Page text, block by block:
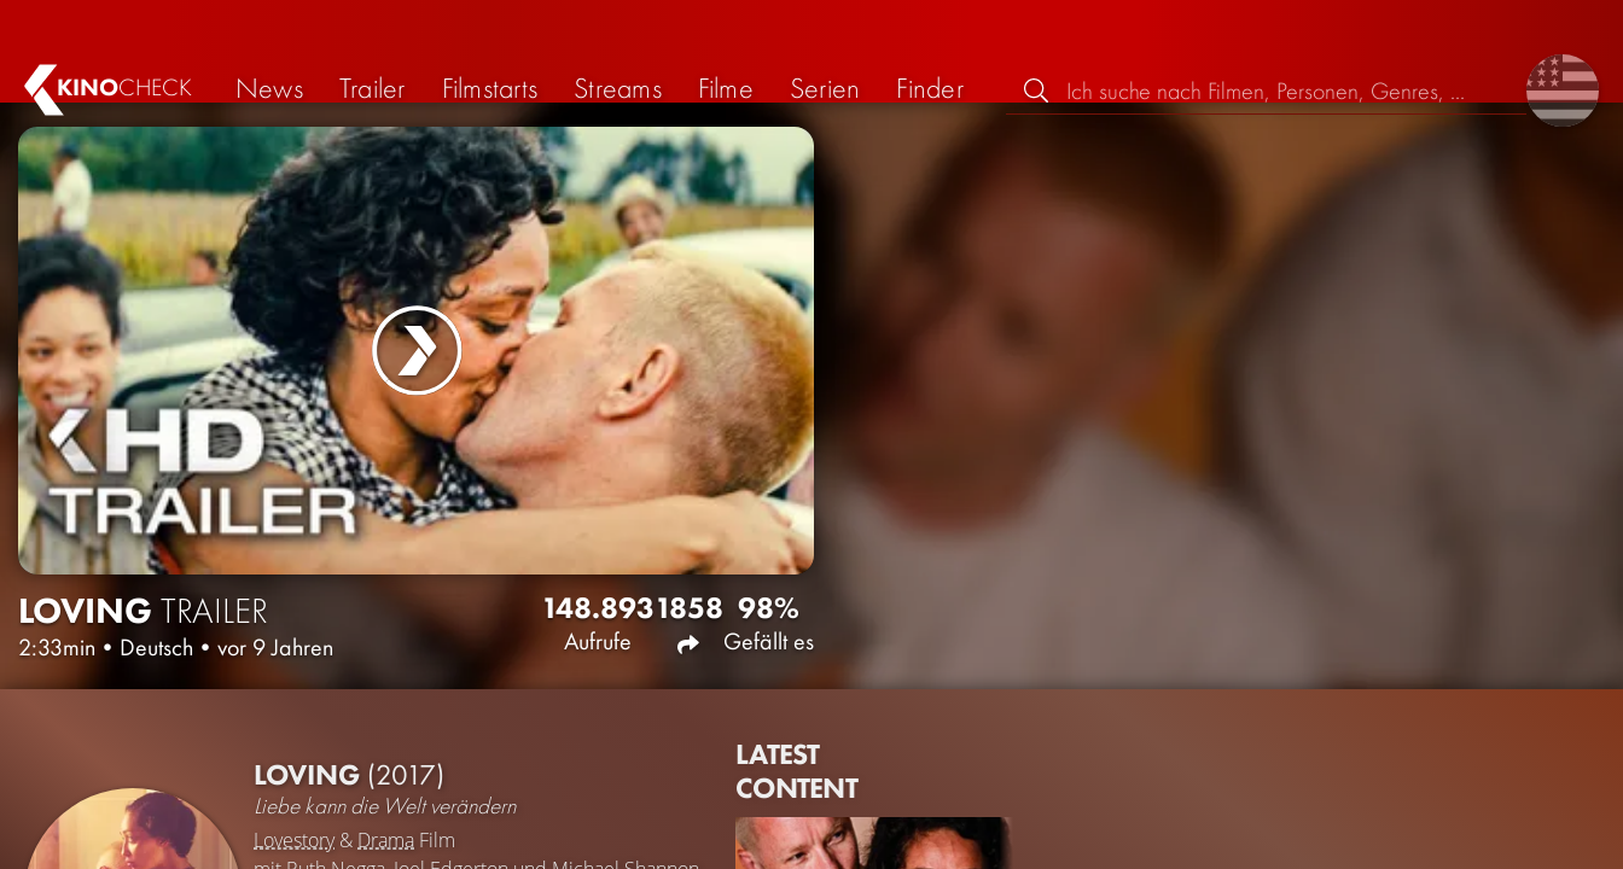
KINOCHECK News Trailer Filmstarts Streams Filme Serien Finder
LOVING TRAILER
2:33min • Deutsch • vor 9 Jahren
148.893
Aufrufe
1858 98%
Gefällt es
LOVING (2017)
Liebe kann die Welt verändern
Lovestory& Drama Film
LATEST
CONTENT